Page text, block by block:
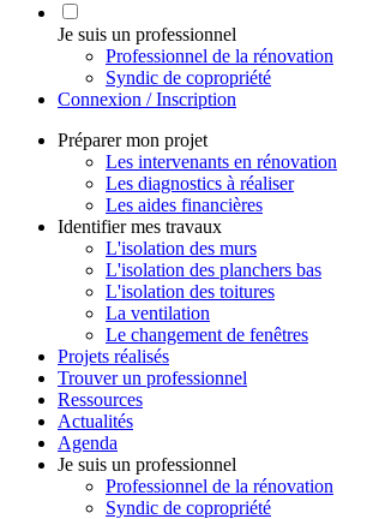
Je suis un professionnel
Professionnel de la rénovation
Syndic de copropriété
Connexion / Inscription
Préparer mon projet
Les intervenants en rénovation
Les diagnostics à réaliser
Les aides financières
Identifier mes travaux
L'isolation des murs
L'isolation des planchers bas
L'isolation des toitures
La ventilation
Le changement de fenêtres
Projets réalisés
Trouver un professionnel
Ressources
Actualités
Agenda
Je suis un professionnel
Professionnel de la rénovation
Syndic de copropriété